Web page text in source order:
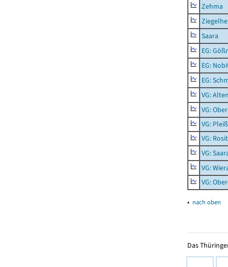
Zehma
Saara
EG:
EG:
EG:
VG:
VG:
VG:
VG:
VG:
VG:
VG:
▴ nach oben
Das